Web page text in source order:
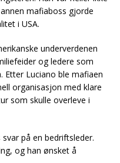
mafiaboss gjorde
i USA.
underverdenen
og ledere som
Etter Luciano ble mafiaen
organisasjon med klare
som skulle overleve i
på en bedriftsleder.
og han ønsket å